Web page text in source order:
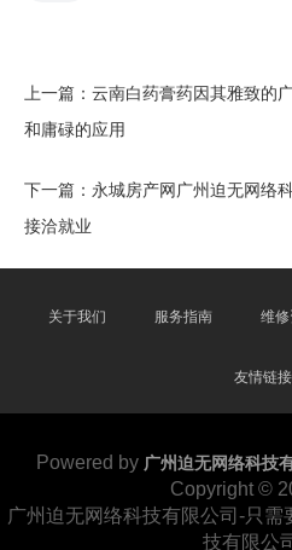
上一篇： 云南白药膏药因其雅致的
和庸碌的应用
下一篇： 永城房产网广州迫无网络
接洽就业
关于我们 服务指南 维
友情链接
Powered by 广州迫无网络科技
Copyright ©
广州迫无网络科技有限公司-只
技有限公